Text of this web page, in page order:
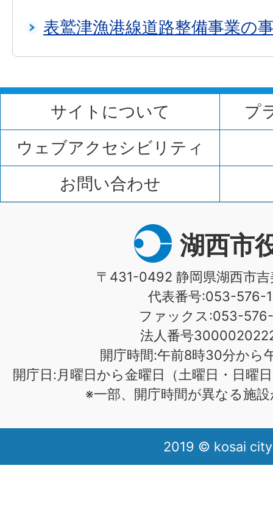
表鷲津漁港線道路整備事業の
サイトについて
プ
ウェブアクセシビリティ
お問い合わせ
湖西市
〒431-0492 静岡県湖西市
代表番号:053-576-
ファックス:053-576-
法人番号
開庁時間:午前8時30分から
開庁日:月曜日から金曜日（土曜日・日曜
※一部、開庁時間が異なる施
2019 © kosai